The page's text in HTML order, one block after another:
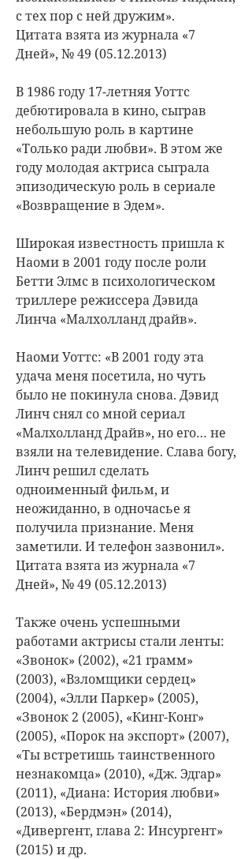
с тех пор с ней дружим».
Цитата взята из журнала «7
Дней», № 49 (05.12.2013)
В 1986 году 17-летняя Уоттс
дебютировала в кино, сыграв
небольшую роль в картине
«Только ради любви». В этом же
году молодая актриса сыграла
эпизодическую роль в сериале
«Возвращение в Эдем».
Широкая известность пришла к
Наоми в 2001 году после роли
Бетти Элмс в психологическом
триллере режиссера Дэвида
Линча «Малхолланд драйв».
Наоми Уоттс: «В 2001 году эта
удача меня посетила, но чуть
было не покинула снова. Дэвид
Линч снял со мной сериал
«Малхолланд Драйв», но его… не
взяли на телевидение. Слава богу,
Линч решил сделать
одноименный фильм, и
неожиданно, в одночасье я
получила признание. Меня
заметили. И телефон зазвонил».
Цитата взята из журнала «7
Дней», № 49 (05.12.2013)
Также очень успешными
работами актрисы стали ленты:
«Звонок» (2002), «21 грамм»
(2003), «Взломщики сердец»
(2004), «Элли Паркер» (2005),
«Звонок 2 (2005), «Кинг-Конг»
(2005), «Порок на экспорт» (2007),
«Ты встретишь таинственного
незнакомца» (2010), «Дж. Эдгар»
(2011), «Диана: История любви»
(2013), «Бердмэн» (2014),
«Дивергент, глава 2: Инсургент»
(2015) и др.